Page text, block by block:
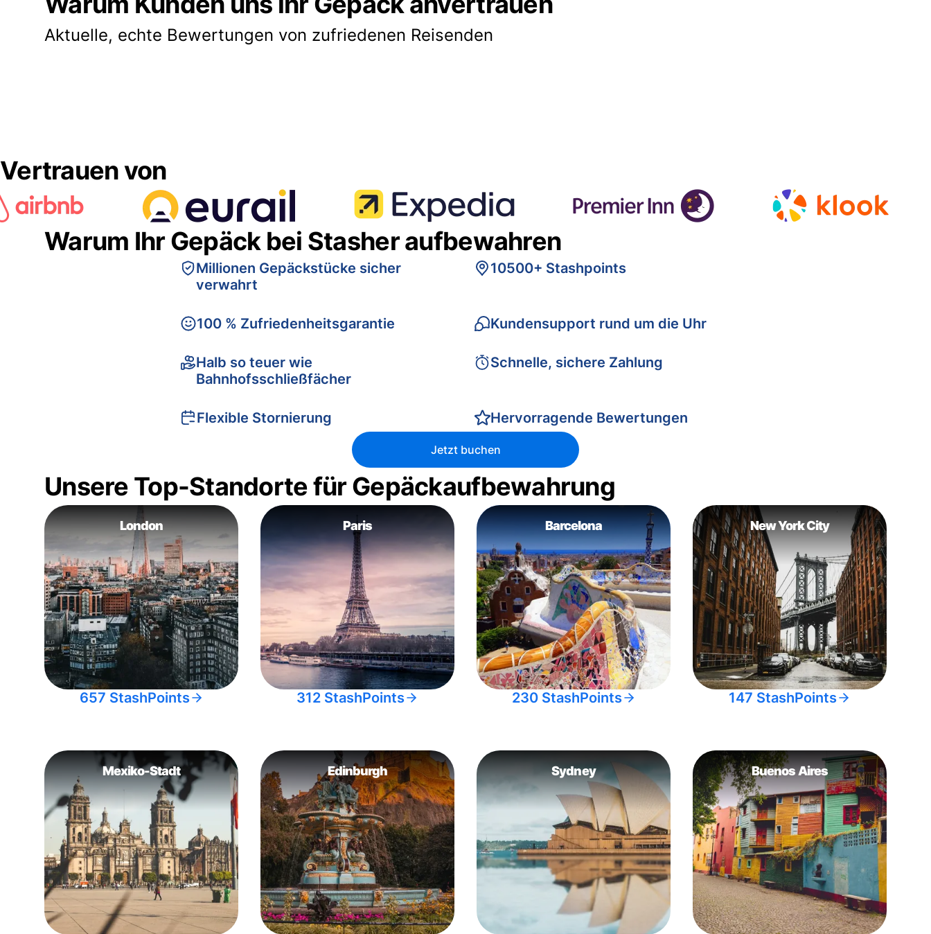
Aktuelle, echte Bewertungen von zufriedenen Reisenden
Vertrauen von
Warum Ihr Gepäck bei Stasher aufbewahren
Millionen Gepäckstücke sicher
verwahrt
100 % Zufriedenheitsgarantie
Halb so teuer wie
Bahnhofsschließfächer
Flexible Stornierung
10500+ Stashpoints
Kundensupport rund um die Uhr
Schnelle, sichere Zahlung
Hervorragende Bewertungen
Jetzt buchen
Unsere Top-Standorte für Gepäckaufbewahrung
London
657 StashPoints
Paris
312 StashPoints
Barcelona
230 StashPoints
New York City
147 StashPoints
Mexiko-Stadt Edinburgh Sydney Buenos Aires